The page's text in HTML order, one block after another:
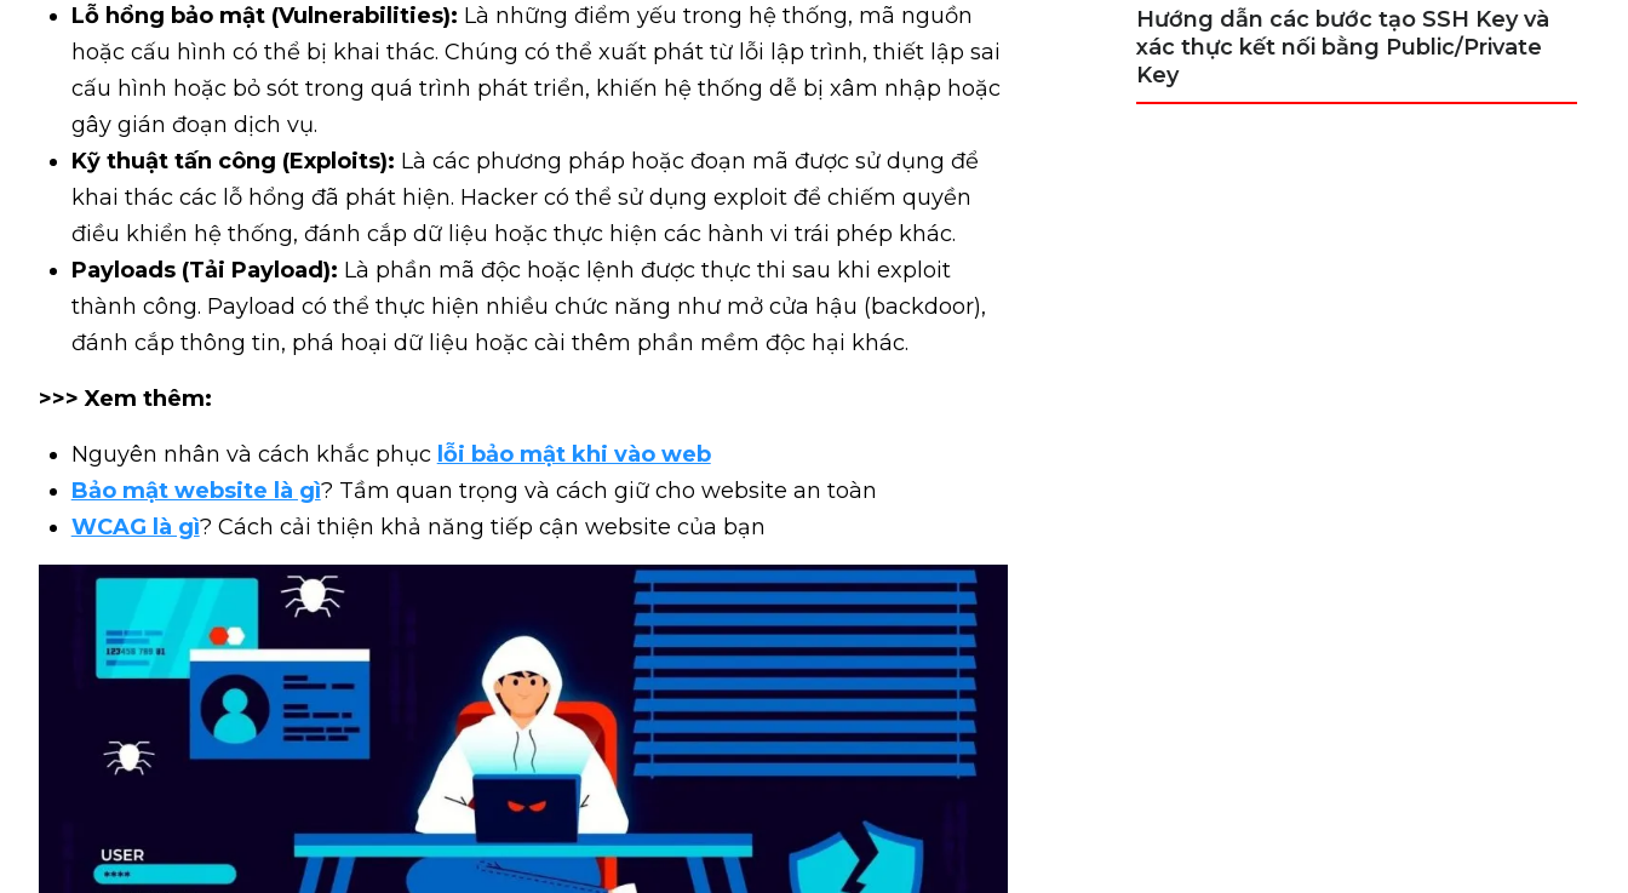
Lỗ hổng bảo mật (Vulnerabilities): Là những điểm yếu trong hệ thống, mã nguồn
hoặc cấu hình có thể bị khai thác. Chúng có thể xuất phát từ lỗi lập trình, thiết lập sai
cấu hình hoặc bỏ sót trong quá trình phát triển, khiến hệ thống dễ bị xâm nhập hoặc
gây gián đoạn dịch vụ.
Kỹ thuật tấn công (Exploits): Là các phương pháp hoặc đoạn mã được sử dụng để
khai thác các lỗ hổng đã phát hiện. Hacker có thể sử dụng exploit để chiếm quyền
điều khiển hệ thống, đánh cắp dữ liệu hoặc thực hiện các hành vi trái phép khác.
Payloads (Tải Payload): Là phần mã độc hoặc lệnh được thực thi sau khi exploit
thành công. Payload có thể thực hiện nhiều chức năng như mở cửa hậu (backdoor),
đánh cắp thông tin, phá hoại dữ liệu hoặc cài thêm phần mềm độc hại khác.
>>> Xem thêm:
Nguyên nhân và cách khắc phục lỗi bảo mật khi vào web
Bảo mật website là gì? Tầm quan trọng và cách giữ cho website an toàn
WCAG là gì? Cách cải thiện khả năng tiếp cận website của bạn
Hướng dẫn các bước tạo SSH Key và
xác thực kết nối bằng Public/Private
Key